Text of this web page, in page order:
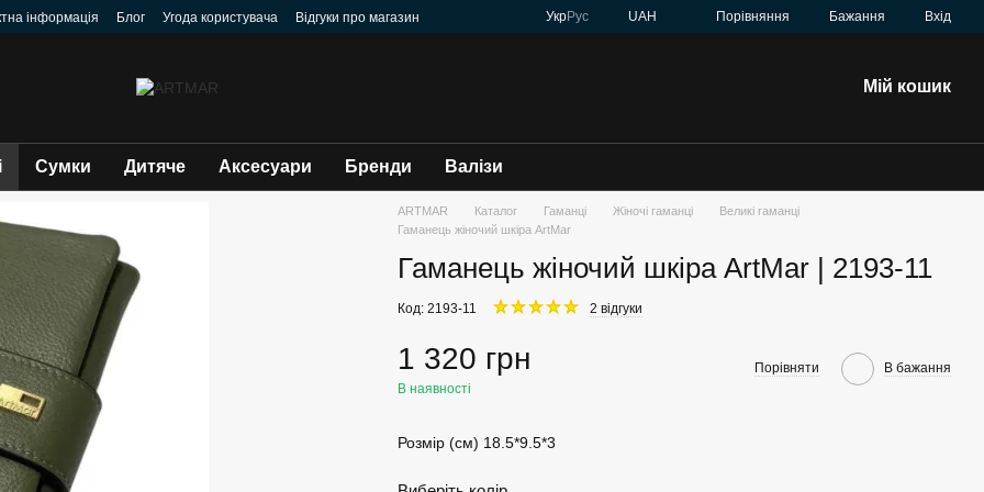
інформація Блог Угода користувача
Відгуки про магазин
УкрРус UAH Порівняння Бажання Вхід
Мій кошик
Сумки Дитяче Аксесуари Бренди Валізи
ARTMAR Каталог Гаманці Жіночі гаманці
Великі гаманці
Гаманець жіночий шкіра ArtMar
Гаманець жіночий шкіра ArtMar | 2193-11
Код: 2193-11 2 відгуки
1 320 грн
В наявності
Порівняти В бажання
Розмір (см) 18.5*9.5*3